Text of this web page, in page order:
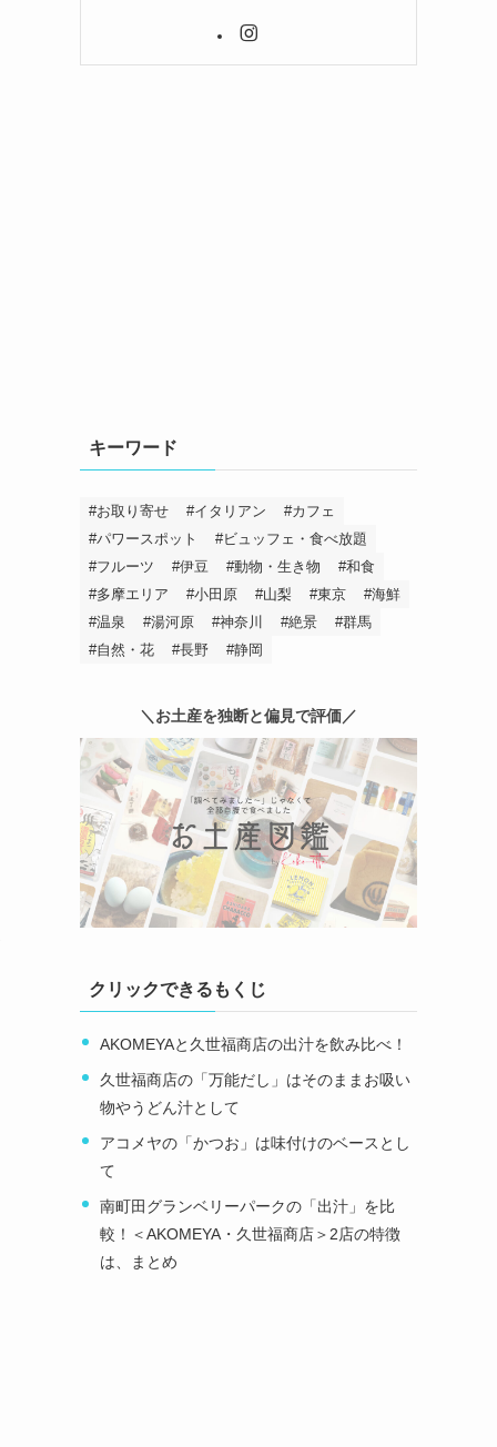
キーワード
お取り寄せ イタリアン
カフェ
パワースポット
ビュッフェ・食べ放題
フルーツ
伊豆 動物・生き物
和食
多摩エリア
小田原 山梨 東京
海鮮
温泉
湯河原 神奈川 絶景
群馬
自然・花
長野 静岡
＼お土産を独断と偏見で評価／
クリックできるもくじ
AKOMEYAと久世福商店の出汁を飲み比べ！
久世福商店の「万能だし」はそのままお吸い
物やうどん汁として
アコメヤの「かつお」は味付けのベースとし
て
南町田グランベリーパークの「出汁」を比
較！＜AKOMEYA・久世福商店＞2店の特徴
は、まとめ